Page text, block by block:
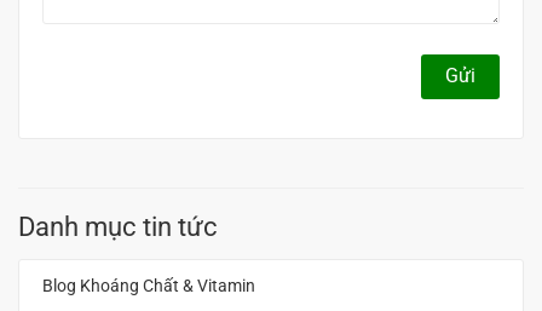
Gửi
Danh mục tin tức
Blog Khoáng Chất & Vitamin